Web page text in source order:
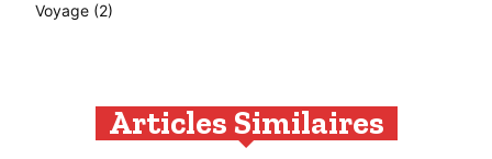
Voyage (2)
Articles Similaires